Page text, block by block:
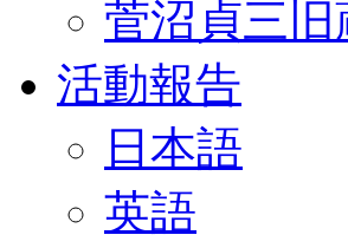
菅沼貞三旧
活動報告
日本語
英語